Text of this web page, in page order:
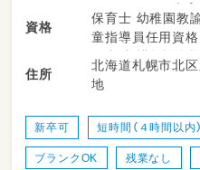
子どもたちの療
します♪
子どもたちの日
いのあるお仕事で
・発達障がいおよ
見守り（2歳～15
・個別・集団療育
資格
保育士 幼稚園教諭第一種 幼稚園教諭第二種 児
童指導員任用資格（療育） 児童発
任者 養護教諭免許 高等学校教諭普通免許 中学
校教諭普通免許 小学校教諭普通免許 社会福祉
住所
北海道札幌市北
地
新卒可 短時間（４時間以内）
ブランクOK 残業なし